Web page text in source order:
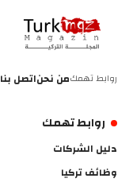
روابط تهمكمن نحناتصل بنا
روابط تهمك
دليل الشركات
وظائف تركيا